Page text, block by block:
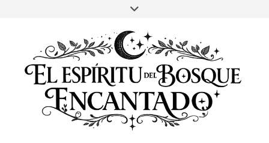
FACEBOOK
TWITTERINSTAGRAM
CONTACTO